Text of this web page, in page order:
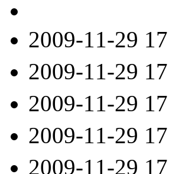
2009-11-29
2009-11-29
2009-11-29
2009-11-29
2009-11-29